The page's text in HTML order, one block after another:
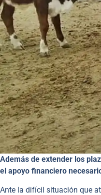
Además de extender los
el apoyo financiero
Ante la difícil situación que